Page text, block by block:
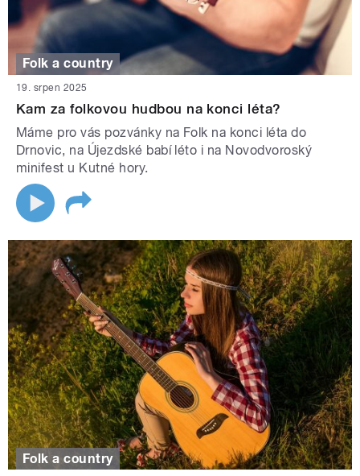
Folk a country
19. srpen 2025
Kam za folkovou hudbou na konci léta?
Máme pro vás pozvánky na Folk na konci léta do
Drnovic, na Újezdské babí léto i na Novodvoroský
minifest u Kutné hory.
Folk a country